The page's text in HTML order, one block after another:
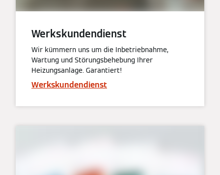
Werkskundendienst
Wir kümmern uns um die Inbetriebnahme,
Wartung und Störungsbehebung Ihrer
Heizungsanlage. Garantiert!
Werkskundendienst